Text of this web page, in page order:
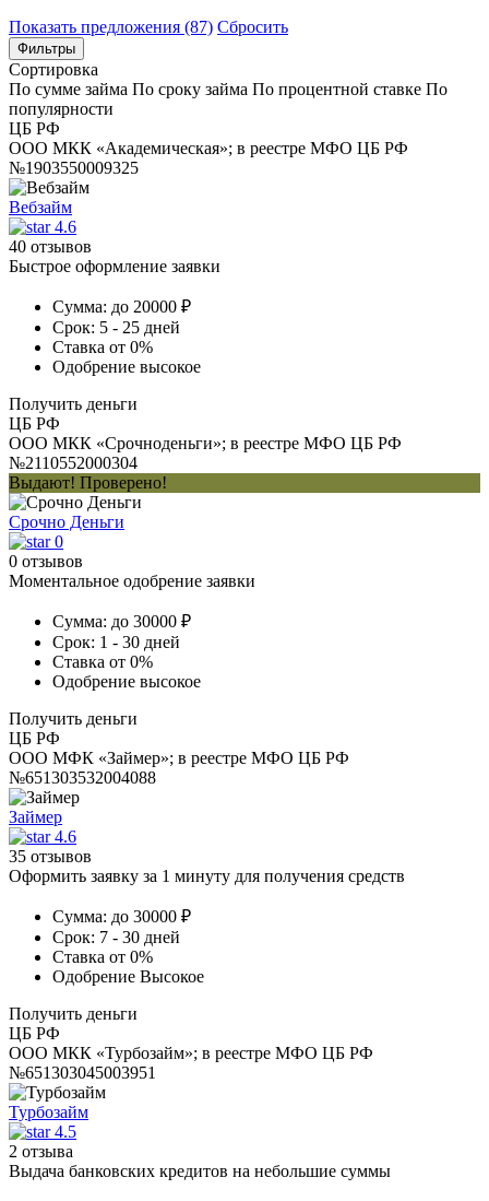
Показать предложения (87) Сбросить
Фильтры
Сортировка
По сумме займа По сроку займа По процентной ставке По
популярности
ЦБ РФ
ООО МКК «Академическая»; в реестре МФО ЦБ РФ
№1903550009325
Вебзайм
4.6
40 отзывов
Быстрое оформление заявки
Сумма: до 20000 ₽
Срок: 5 - 25 дней
Ставка от 0%
Одобрение высокое
Получить деньги
ЦБ РФ
ООО МКК «Срочноденьги»; в реестре МФО ЦБ РФ
№2110552000304
Выдают! Проверено!
Срочно Деньги
0
0 отзывов
Моментальное одобрение заявки
Сумма: до 30000 ₽
Срок: 1 - 30 дней
Ставка от 0%
Одобрение высокое
Получить деньги
ЦБ РФ
ООО МФК «Займер»; в реестре МФО ЦБ РФ
№651303532004088
Займер
4.6
35 отзывов
Оформить заявку за 1 минуту для получения средств
Сумма: до 30000 ₽
Срок: 7 - 30 дней
Ставка от 0%
Одобрение Высокое
Получить деньги
ЦБ РФ
ООО МКК «Турбозайм»; в реестре МФО ЦБ РФ
№651303045003951
Турбозайм
4.5
2 отзыва
Выдача банковских кредитов на небольшие суммы